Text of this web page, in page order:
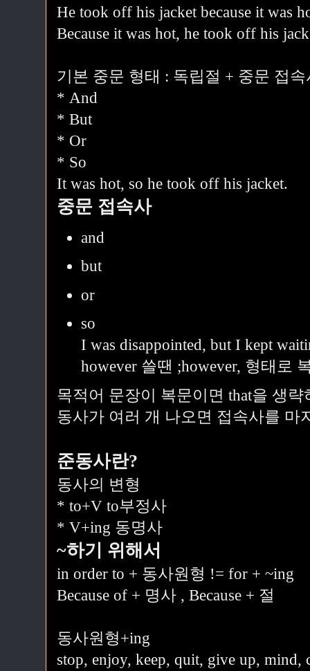
He took off his jacket because it was
Because it was hot, he took off his
기본 중문 형태 : 독립절 + 중문 접
* And
* But
* Or
* So
It was hot, so he took off his jacket.
중문 접속사
and
but
or
so
I was disappointed, but I kept
however 쓸땐 ;however, 형태로
목적어 문장이 복문이면 that을 생략
동사가 여러 개 나오면 접속사를 마
준동사란?
동사의 변형
* to+V to부정사
* V+ing 동명사
~하기 위해서
in order to + 동사원형 != for + ~ing
Because of + 명사 , Because + 절
동사원형+ing
stop, enjoy, keep, quit, give up, mind,